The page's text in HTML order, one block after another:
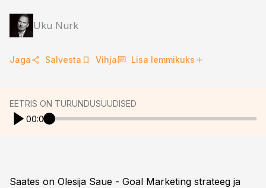
Uku Nurk
Jaga Salvesta Vihja Lisa lemmikuks
EETRIS ON TURUNDUSUUDISED
00:00
Saates on Olesija Saue - Goal Marketing strateeg ja